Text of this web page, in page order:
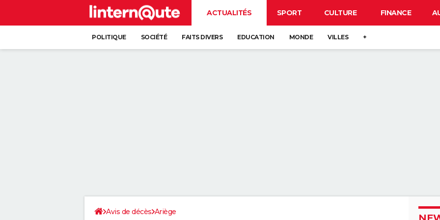
ACTUALITÉS SPORT CULTURE FINANCE
POLITIQUE SOCIÉTÉ FAITS DIVERS EDUCATION MONDE VILLES +
Avis de décès Ariège